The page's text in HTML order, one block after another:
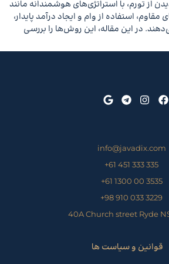
از تورم، با استراتژی‌های هوشمندانه مانند
استفاده از وام و ایجاد درآمد پایدار،
در این مقاله، این روش‌ها را بررسی
قوانین و سیاست ها
info@javadix.com
335 333 451 61+
3535 00 1300 61+
3229 033 910 98+
40A Church street Ryde